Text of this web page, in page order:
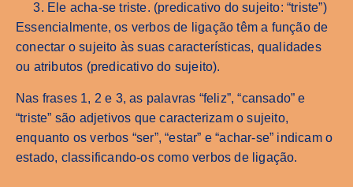
Ele acha-se triste. (predicativo do sujeito: “triste”)
Essencialmente, os verbos de ligação têm a função de
conectar o sujeito às suas características, qualidades
ou atributos (predicativo do sujeito).
Nas frases 1, 2 e 3, as palavras “feliz”, “cansado” e
“triste” são adjetivos que caracterizam o sujeito,
enquanto os verbos “ser”, “estar” e “achar-se” indicam o
estado, classificando-os como verbos de ligação.